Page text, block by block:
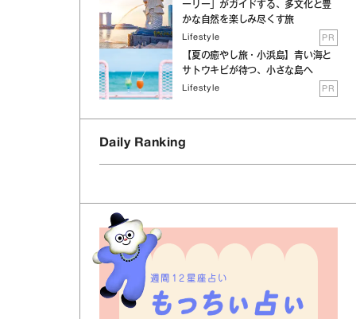
ーリー」がガイドする、多文化と豊
かな自然を楽しみ尽くす旅
Lifestyle PR
【夏の癒やし旅・小浜島】青い海と
サトウキビが待つ、小さな島へ
Lifestyle PR
Daily Ranking
週間12星座占い